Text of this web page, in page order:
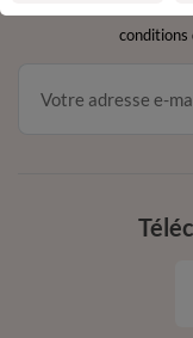
conditions